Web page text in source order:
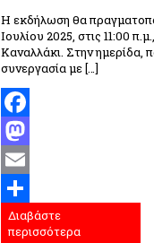
Η εκδήλωση θα
Ιουλίου 2025, στις 11:00
Καναλλάκι. Στην ημερίδα,
συνεργασία με […]
Facebook
Mastodon
Email
Μοιραστείτε
Διαβάστε
περισσότερα